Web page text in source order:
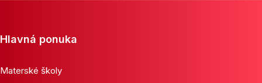
Hlavná ponuka
Materské školy